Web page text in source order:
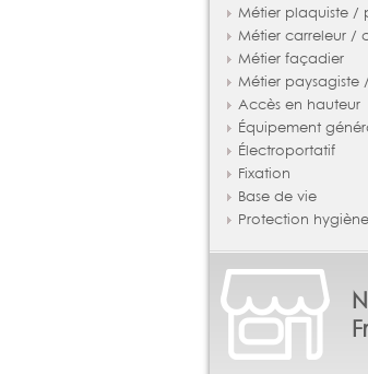
Métier plaquiste /
Métier carreleur /
Métier façadier
Métier paysagiste
Accès en hauteur
Équipement
Électroportatif
Fixation
Base de vie
Protection